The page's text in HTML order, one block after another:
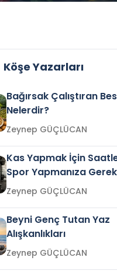
Köşe Yazarları
Bağırsak Çalıştıran
Nelerdir?
Zeynep GÜÇLÜCAN
Kas Yapmak İçin
Spor Yapmanıza
Zeynep GÜÇLÜCAN
Beyni Genç Tutan Yaz
Alışkanlıkları
Zeynep GÜÇLÜCAN